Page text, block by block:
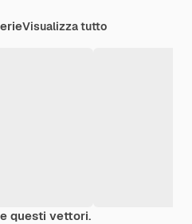
Visualizza tutto
questi vettori.